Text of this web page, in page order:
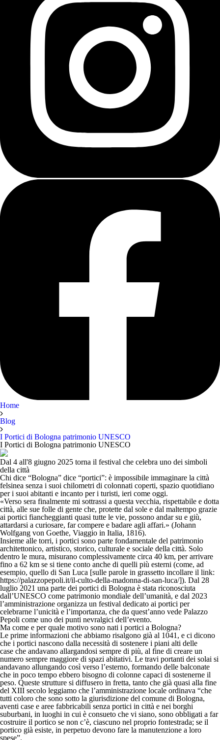
Home
Blog
I Portici di Bologna patrimonio UNESCO
I Portici di Bologna patrimonio UNESCO
Dal 4 all'8 giugno 2025 torna il festival che celebra uno dei simboli
della città
Chi dice “Bologna” dice “portici”: è impossibile immaginare la città
felsinea senza i suoi chilometri di colonnati coperti, spazio quotidiano
per i suoi abitanti e incanto per i turisti, ieri come oggi.
«Verso sera finalmente mi sottrassi a questa vecchia, rispettabile e dotta
città, alle sue folle di gente che, protette dal sole e dal maltempo grazie
ai portici fiancheggianti quasi tutte le vie, possono andar su e giù,
attardarsi a curiosare, far compere e badare agli affari.» (Johann
Wolfgang von Goethe, Viaggio in Italia, 1816).
Insieme alle torri, i portici sono parte fondamentale del patrimonio
architettonico, artistico, storico, culturale e sociale della città. Solo
dentro le mura, misurano complessivamente circa 40 km, per arrivare
fino a 62 km se si tiene conto anche di quelli più esterni (come, ad
esempio, quello di San Luca [sulle parole in grassetto incollare il link:
https://palazzopepoli.it/il-culto-della-madonna-di-san-luca/]). Dal 28
luglio 2021 una parte dei portici di Bologna è stata riconosciuta
dall’UNESCO come patrimonio mondiale dell’umanità, e dal 2023
l’amministrazione organizza un festival dedicato ai portici per
celebrarne l’unicità e l’importanza, che da quest’anno vede Palazzo
Pepoli come uno dei punti nevralgici dell’evento.
Ma come e per quale motivo sono nati i portici a Bologna?
Le prime informazioni che abbiamo risalgono già al 1041, e ci dicono
che i portici nascono dalla necessità di sostenere i piani alti delle
case che andavano allargandosi sempre di più, al fine di creare un
numero sempre maggiore di spazi abitativi. Le travi portanti dei solai si
andavano allungando così verso l’esterno, formando delle balconate
che in poco tempo ebbero bisogno di colonne capaci di sostenerne il
peso. Queste strutture si diffusero in fretta, tanto che già quasi alla fine
del XIII secolo leggiamo che l’amministrazione locale ordinava “che
tutti coloro che sono sotto la giurisdizione del comune di Bologna,
aventi case e aree fabbricabili senza portici in città e nei borghi
suburbani, in luoghi in cui è consueto che vi siano, sono obbligati a far
costruire il portico se non c’è, ciascuno nel proprio fontestrada; se il
portico già esiste, in perpetuo devono fare la manutenzione a loro
spese”.